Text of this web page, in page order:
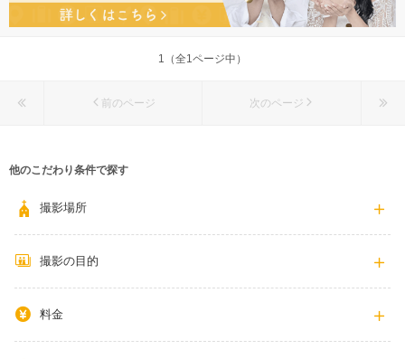
1（全1ページ中）
前のページ 次のページ
他のこだわり条件で探す
撮影場所
撮影の目的
料金